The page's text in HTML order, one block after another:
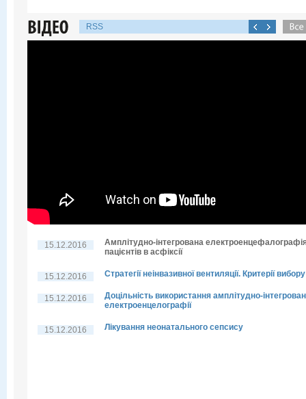
RSS
15.12.2016
Амплітудно-інтегрована
пацієнтів в асфіксії
15.12.2016 Стратегії неінвазивної вентиляції. Критерії вибору
15.12.2016
Доцільність використання амплітудно-
електроенцелографії
15.12.2016 Лікування неонатального сепсису